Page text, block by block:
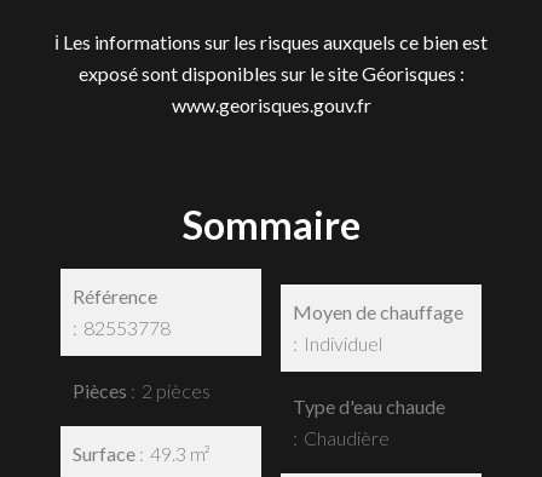
ℹ️ Les informations sur les risques auxquels ce bien est
exposé sont disponibles sur le site Géorisques :
www.georisques.gouv.fr
Sommaire
Référence
82553778
Pièces 2 pièces
Surface 49.3 m²
Moyen de chauffage
Individuel
Type d'eau chaude
Chaudière